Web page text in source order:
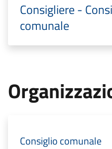
Consigliere -
comunale
Consiglio comunale